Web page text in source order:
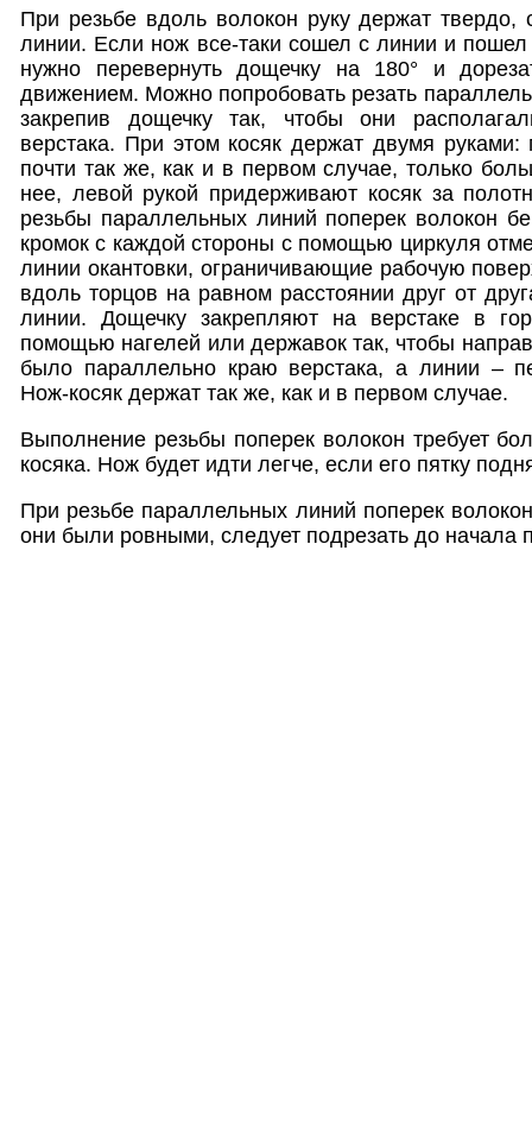
При резьбе вдоль волокон руку держат твердо,
линии. Если нож все-таки сошел с линии и
нужно перевернуть дощечку на 180° и
движением. Можно попробовать резать
закрепив дощечку так, чтобы они
верстака. При этом косяк держат двумя руками:
почти так же, как и в первом случае, только
нее, левой рукой придерживают косяк за
резьбы параллельных линий поперек волокон
кромок с каждой стороны с помощью циркуля
линии окантовки, ограничивающие рабочую
вдоль торцов на равном расстоянии друг от
линии. Дощечку закрепляют на верстаке в
помощью нагелей или державок так, чтобы
было параллельно краю верстака, а линии –
Нож-косяк держат так же, как и в первом случае.
Выполнение резьбы поперек волокон требует
косяка. Нож будет идти легче, если его пятку
При резьбе параллельных линий поперек
они были ровными, следует подрезать до начала